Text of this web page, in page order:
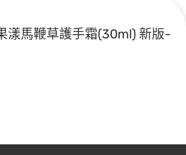
漾馬鞭草護手霜(30ml) 新版-